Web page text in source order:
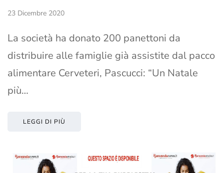
23 Dicembre 2020
La società ha donato 200 panettoni da
distribuire alle famiglie già assistite dal pacco
alimentare Cerveteri, Pascucci: “Un Natale
più…
LEGGI DI PIÙ